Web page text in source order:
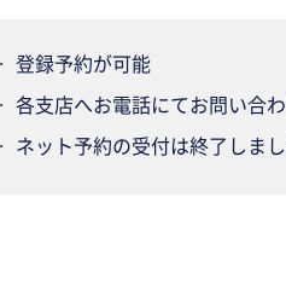
登録予約が可能
各支店へお電話にてお問い合わ
ネット予約の受付は終了しま